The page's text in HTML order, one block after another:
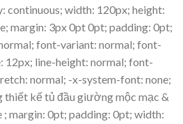
continuous; width: 120px; height:
margin: 3px 0pt 0pt; padding: 0pt;
font-variant: normal; font-
12px; line-height: normal; font-
normal; -x-system-font: none;
thiết kế tủ đầu giường mộc mạc &
margin: 0pt; padding: 0pt; width: